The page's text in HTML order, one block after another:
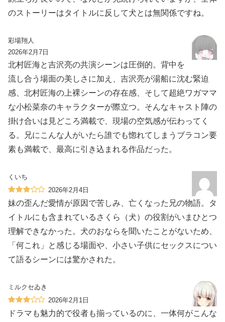
のストーリーはタイトルに反して犬とは無関係ですね。
彩場翔人
2026年2月7日
北村匠海と吉沢亮の共演シーンは圧倒的。背中を
流し合う場面の美しさに加え、吉沢亮が湯船に沈む緊迫
感、北村匠海の上裸シーンの存在感、そして超絶ワガママ
な小松菜奈のキャラクターが際立つ。そんなキャスト陣の
掛け合いは見どころ満載で、現場の空気感が伝わってく
る。兄にこんな人がいたら誰でも惚れてしまうブラコン要
素も満載で、最高に引き込まれる作品だった。
くいち
2026年2月4日
妹の歪んだ愛情が原因で苦しみ、亡くなった兄の物語。タ
イトルにも含まれているさくら（犬）の役割がいまひとつ
理解できなかった。犬のおならを聞いたことがないため、
「何これ」と感じる場面や、小さい子供にセックスについ
て語るシーンには驚かされた。
ミルクセゐき
2026年2月1日
ドラマも魅力的で役者も揃っているのに、一体何がこんな